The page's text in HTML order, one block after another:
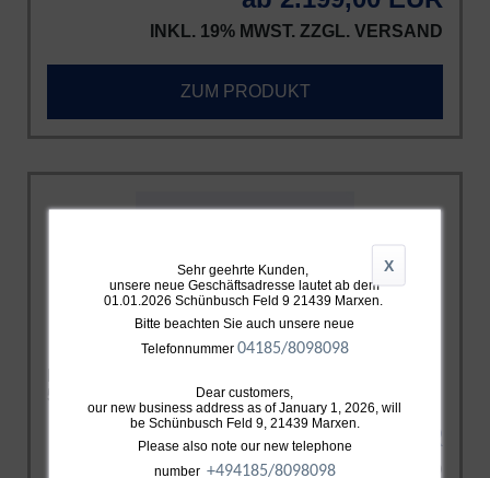
INKL. 19% MWST. ZZGL. VERSAND
ZUM PRODUKT
2.499,00 EUR
INKL. 19% MWST. ZZGL.
X
Sehr geehrte Kunden,
unsere neue Geschäftsadresse lautet ab dem
01.01.2026 Schünbusch Feld 9 21439 Marxen.
Bitte beachten Sie auch unsere neue
Telefonnummer 04185/8098098
Dear customers,
our new business address as of January 1, 2026, will
be Schünbusch Feld 9, 21439 Marxen.
Please also note our new telephone
number +494185/8098098